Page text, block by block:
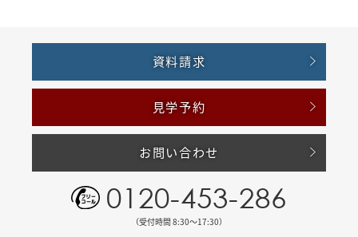
資料請求
見学予約
お問い合わせ
0120-453-286
（受付時間 8:30〜17:30）